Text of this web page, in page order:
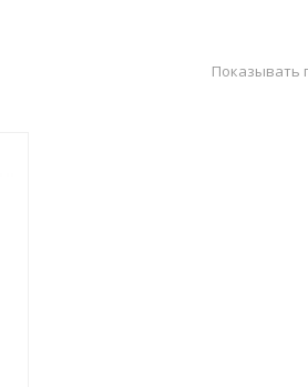
Показывать